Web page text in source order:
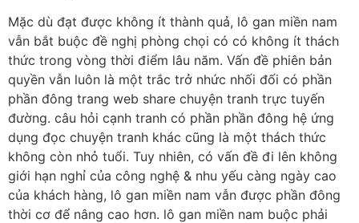
Mặc dù đạt được không ít thành quả, lô gan miền nam
vẫn bắt buộc đề nghị phòng chọi có có không ít thách
thức trong vòng thời điểm lâu năm. Vấn đề phiên bản
quyền vẫn luôn là một trắc trở nhức nhối đối có phần
phần đông trang web share chuyện tranh trực tuyến
đường. câu hỏi cạnh tranh có phần phần đông hệ ứng
dụng đọc chuyện tranh khác cũng là một thách thức
không còn nhỏ tuổi. Tuy nhiên, có vấn đề đi lên không
giới hạn nghỉ của công nghệ & nhu yếu càng ngày cao
của khách hàng, lô gan miền nam vẫn được phần đông
thời cơ để nâng cao hơn. lô gan miền nam buộc phải